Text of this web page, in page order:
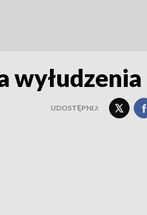
wyłudzenia
UDOSTĘPNIJ: